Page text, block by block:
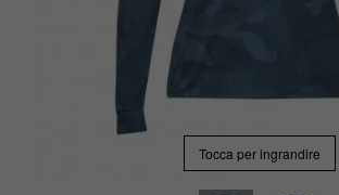
Tocca per ingrandire